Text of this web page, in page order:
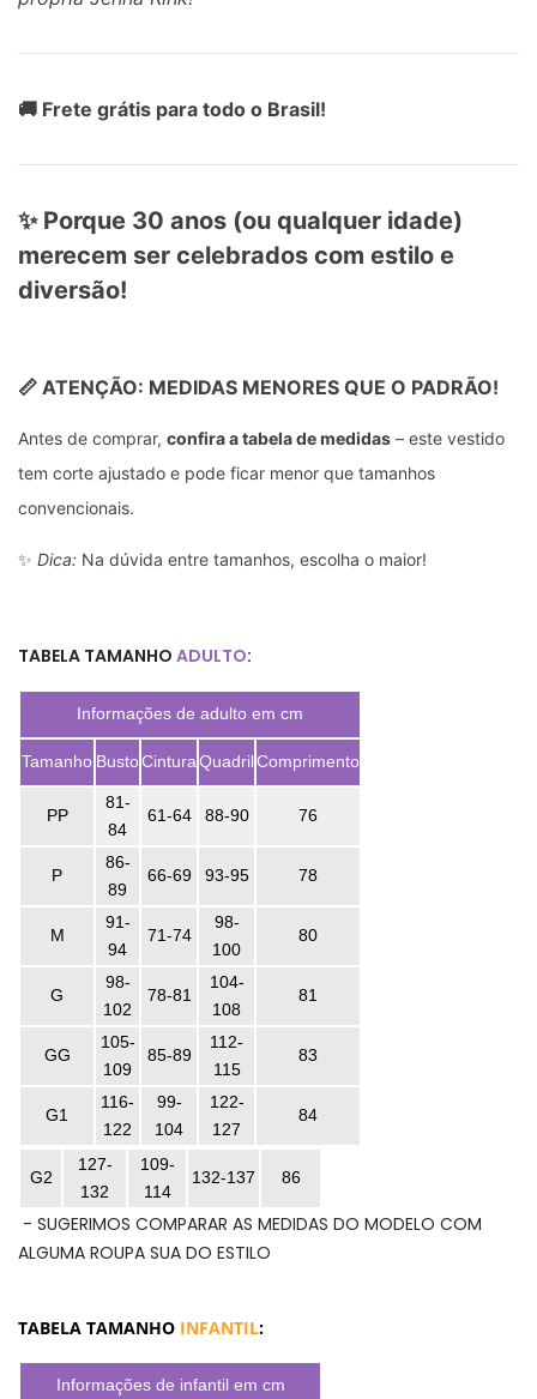
🚚 Frete grátis para todo o Brasil!
✨ Porque 30 anos (ou qualquer idade)
merecem ser celebrados com estilo e
diversão!
📏 ATENÇÃO: MEDIDAS MENORES QUE O PADRÃO!
Antes de comprar, confira a tabela de medidas – este vestido
tem corte ajustado e pode ficar menor que tamanhos
convencionais.
✨ Dica: Na dúvida entre tamanhos, escolha o maior!
TABELA TAMANHO ADULTO:
Informações de adulto em cm
Tamanho BustoCinturaQuadrilComprimento
PP
81-
84
61-64 88-90 76
P
86-
89
66-69 93-95 78
M
91-
94
71-74
98-
100
80
G
98-
102
78-81
104-
108
81
GG
105-
109
85-89
112-
115
83
G1
116-
122
99-
104
122-
127
84
G2
127-
132
109-
114
132-137 86
- SUGERIMOS COMPARAR AS MEDIDAS DO MODELO COM
ALGUMA ROUPA SUA DO ESTILO
TABELA TAMANHO INFANTIL:
Informações de infantil em cm